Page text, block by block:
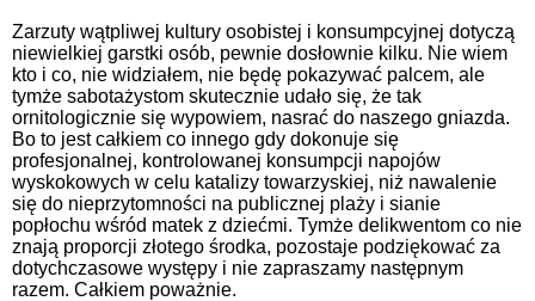
Zarzuty wątpliwej kultury osobistej i konsumpcyjnej dotyczą
niewielkiej garstki osób, pewnie dosłownie kilku. Nie wiem
kto i co, nie widziałem, nie będę pokazywać palcem, ale
tymże sabotażystom skutecznie udało się, że tak
ornitologicznie się wypowiem, nasrać do naszego gniazda.
Bo to jest całkiem co innego gdy dokonuje się
profesjonalnej, kontrolowanej konsumpcji napojów
wyskokowych w celu katalizy towarzyskiej, niż nawalenie
się do nieprzytomności na publicznej plaży i sianie
popłochu wśród matek z dziećmi. Tymże delikwentom co nie
znają proporcji złotego środka, pozostaje podziękować za
dotychczasowe występy i nie zapraszamy następnym
razem. Całkiem poważnie.